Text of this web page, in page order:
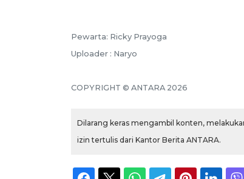
Pewarta: Ricky Prayoga
Uploader : Naryo
COPYRIGHT © ANTARA 2026
Dilarang keras mengambil konten,
izin tertulis dari Kantor Berita ANTARA.